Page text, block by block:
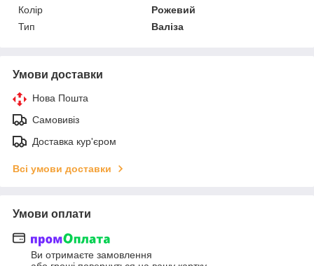
Колір
Рожевий
Тип
Валіза
Умови доставки
Нова Пошта
Самовивіз
Доставка кур'єром
Всі умови доставки
Умови оплати
Ви отримаєте замовлення